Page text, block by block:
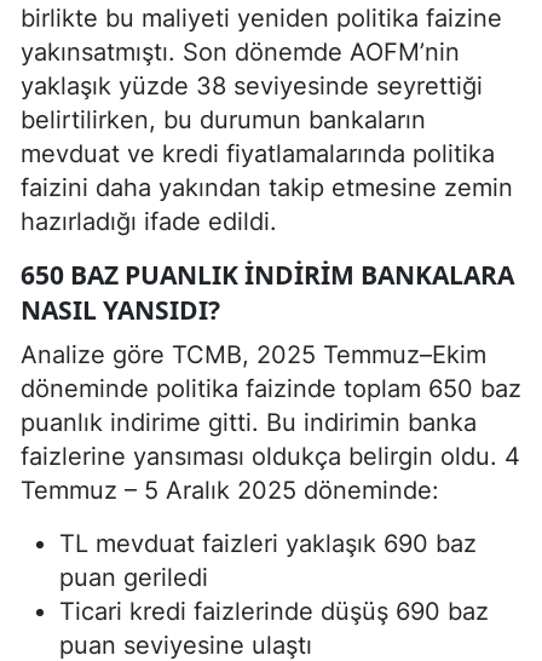
birlikte bu maliyeti yeniden politika faizine
yakınsatmıştı. Son dönemde AOFM’nin
yaklaşık yüzde 38 seviyesinde seyrettiği
belirtilirken, bu durumun bankaların
mevduat ve kredi fiyatlamalarında politika
faizini daha yakından takip etmesine zemin
hazırladığı ifade edildi.
650 BAZ PUANLIK INDIRIM BANKALARA
NASIL YANSIDI?
Analize göre TCMB, 2025 Temmuz–Ekim
döneminde politika faizinde toplam 650 baz
puanlık indirime gitti. Bu indirimin banka
faizlerine yansıması oldukça belirgin oldu. 4
Temmuz – 5 Aralık 2025 döneminde:
TL mevduat faizleri yaklaşık 690 baz
puan geriledi
Ticari kredi faizlerinde düşüş 690 baz
puan seviyesine ulaştı